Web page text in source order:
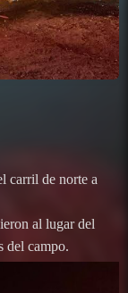
carril de norte a
al lugar del
del campo.